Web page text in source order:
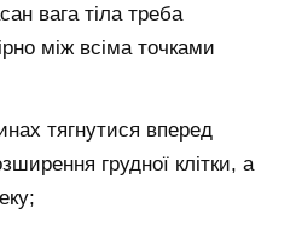
вага тіла треба
між всіма точками
тягнутися вперед
грудної клітки, а